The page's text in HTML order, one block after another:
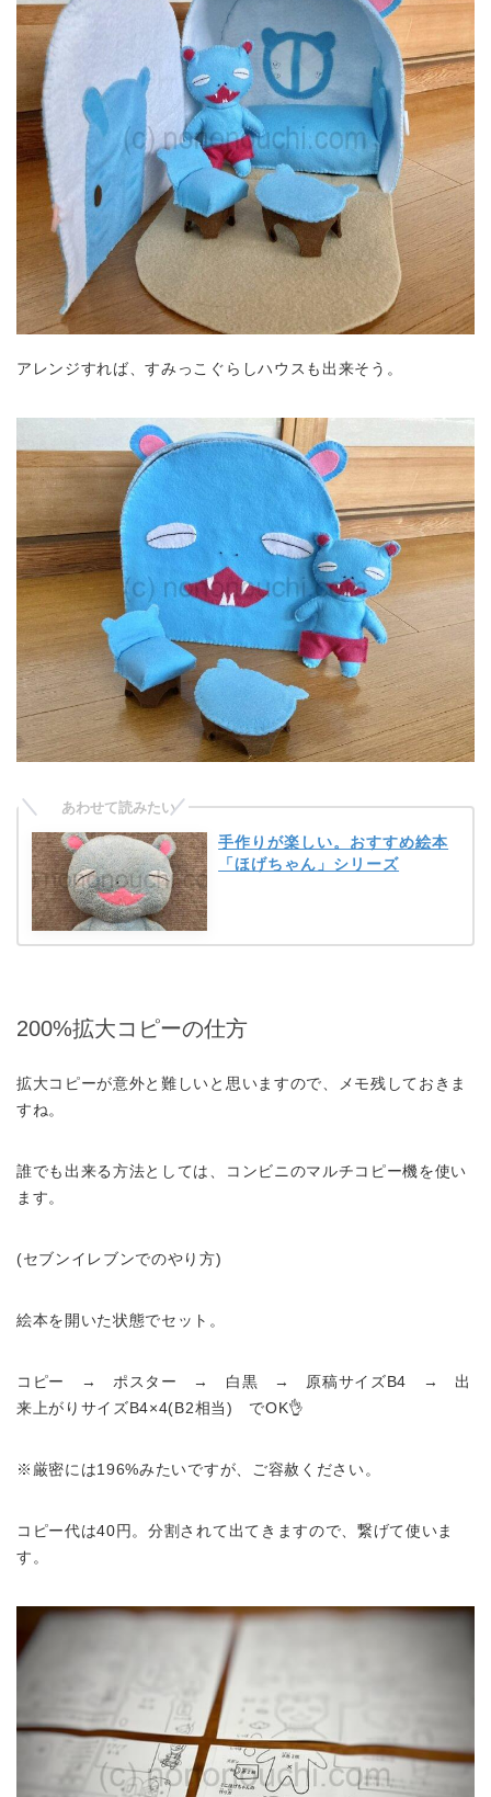
アレンジすれば、すみっこぐらしハウスも出来そう。
手作りが楽しい。おすすめ絵本
「ほげちゃん」シリーズ
200%拡大コピーの仕方
拡大コピーが意外と難しいと思いますので、メモ残しておきま
すね。
誰でも出来る方法としては、コンビニのマルチコピー機を使い
ます。
(セブンイレブンでのやり方)
絵本を開いた状態でセット。
コピー → ポスター → 白黒 → 原稿サイズB4 → 出
来上がりサイズB4×4(B2相当) でOK👌
※厳密には196%みたいですが、ご容赦ください。
コピー代は40円。分割されて出てきますので、繋げて使いま
す。